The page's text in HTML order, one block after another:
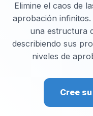
Elimine el caos de
aprobación
una estructura
describiendo sus
niveles de
Cree